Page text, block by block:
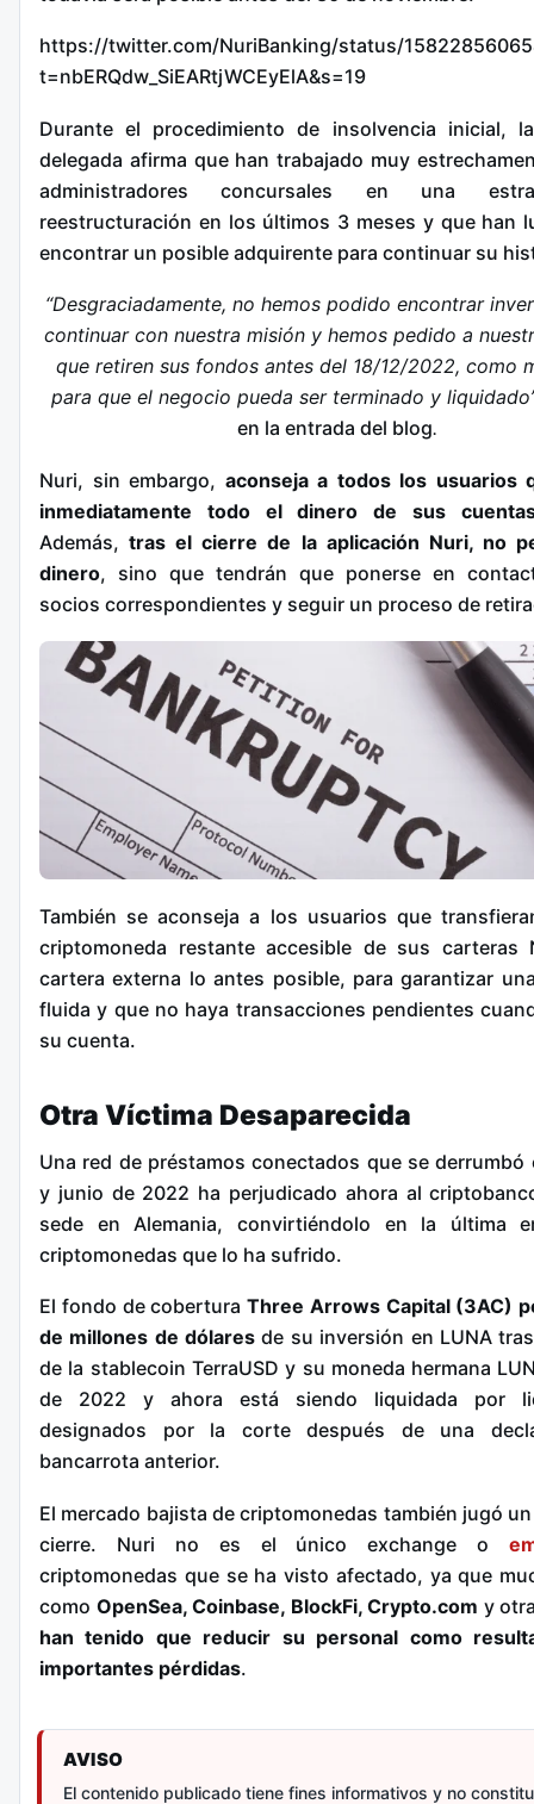
https://twitter.com/NuriBanking/status/
t=nbERQdw_SiEARtjWCEyElA&s=19
Durante el procedimiento de insolvencia inicial,
delegada afirma que han trabajado muy
administradores concursales en una
reestructuración en los últimos 3 meses y que han
encontrar un posible adquirente para continuar su
“Desgraciadamente, no hemos podido encontrar
continuar con nuestra misión y hemos pedido a
que retiren sus fondos antes del 18/12/2022, como
para que el negocio pueda ser terminado y
en la entrada del blog.
Nuri, sin embargo, aconseja a todos los usuarios
inmediatamente todo el dinero de sus
Además,tras el cierre de la aplicación Nuri, no
dinero, sino que tendrán que ponerse en
socios correspondientes y seguir un proceso de
También se aconseja a los usuarios que
criptomoneda restante accesible de sus carteras
cartera externa lo antes posible, para garantizar
fluida y que no haya transacciones pendientes
su cuenta.
Otra Víctima Desaparecida
Una red de préstamos conectados que se derrumbó
y junio de 2022 ha perjudicado ahora al
sede en Alemania, convirtiéndolo en la última
criptomonedas que lo ha sufrido.
El fondo de coberturaThree Arrows Capital (3AC)
de millones de dólares de su inversión en LUNA
de la stablecoin TerraUSD y su moneda hermana
de 2022 y ahora está siendo liquidada por
designados por la corte después de una
bancarrota anterior.
El mercado bajista de criptomonedas también jugó
cierre. Nuri no es el único exchange o
criptomonedas que se ha visto afectado, ya que
como OpenSea, Coinbase, BlockFi, Crypto.com y
han tenido que reducir su personal como
importantes pérdidas.
AVISO
El contenido publicado tiene fines informativos y no